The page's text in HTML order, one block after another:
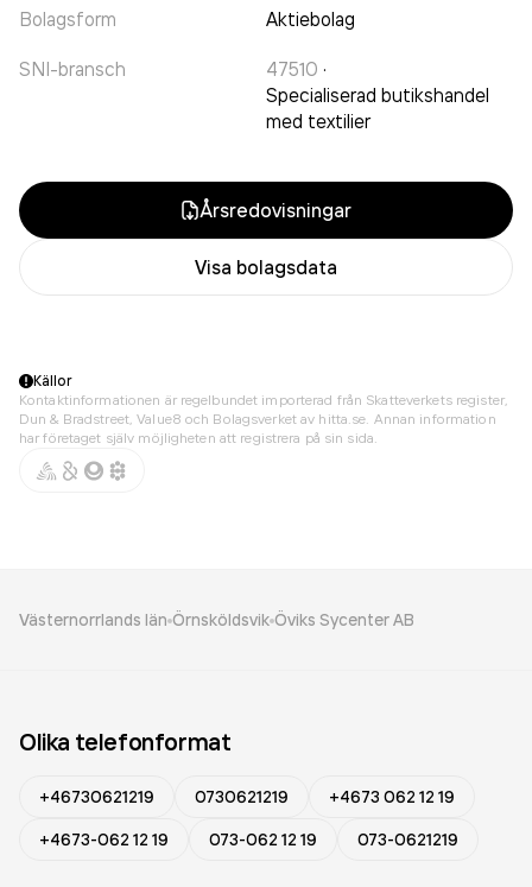
Bolagsform Aktiebolag
SNI-bransch 47510 ·
Specialiserad butikshandel
med textilier
Årsredovisningar
Visa bolagsdata
Källor
Kontaktinformationen är regelbundet importerad från Skatteverkets register,
Dun & Bradstreet, Value8 och Bolagsverket av hitta.se. Annan information
har företaget själv möjligheten att registrera på sin sida.
Västernorrlands län Örnsköldsvik Öviks Sycenter AB
Olika telefonformat
+46730621219 0730621219
+4673 062 12 19
+4673-062 12 19
073-062 12 19 073-0621219